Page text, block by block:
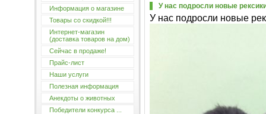
Информация о магазине
Товары со скидкой!!!
Интернет-магазин
(доставка товаров на дом)
Сейчас в продаже!
Прайс-лист
Наши услуги
Полезная информация
Анекдоты о животных
Победители конкурса ...
У нас подросли новые
У нас подросли новые